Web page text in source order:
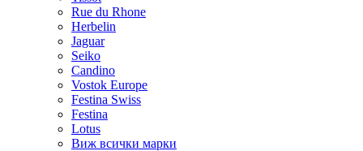
Rue du Rhone
Herbelin
Jaguar
Seiko
Candino
Vostok Europe
Festina Swiss
Festina
Lotus
Виж всички марки